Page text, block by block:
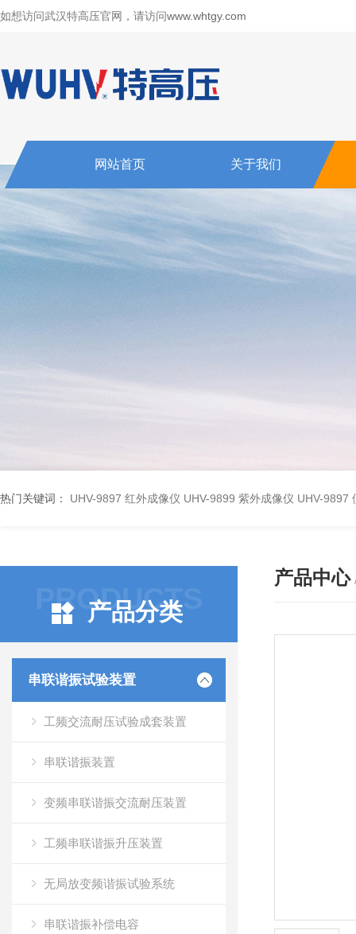
如想访问武汉特高压官网，请访问www.whtgy.com
网站首页 关于我们
热门关键词： UHV-9897 红外成像仪 UHV-9899 紫外成像仪 UHV-9897
PRODUCTS
产品分类
串联谐振试验装置
工频交流耐压试验成套装置
串联谐振装置
变频串联谐振交流耐压装置
工频串联谐振升压装置
无局放变频谐振试验系统
串联谐振补偿电容
产品中心